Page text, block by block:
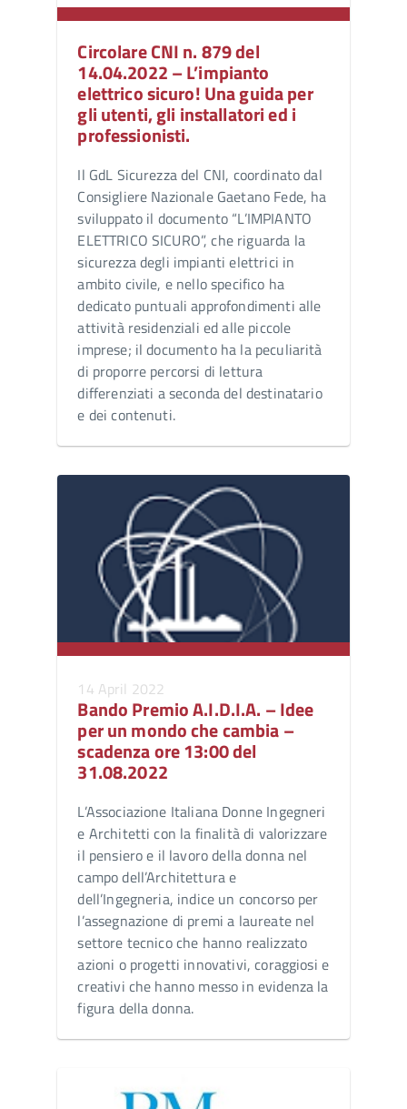
Circolare CNI n. 879 del
14.04.2022 – L’impianto
elettrico sicuro! Una guida per
gli utenti, gli installatori ed i
professionisti.
Il GdL Sicurezza del CNI, coordinato dal
Consigliere Nazionale Gaetano Fede, ha
sviluppato il documento “L’IMPIANTO
ELETTRICO SICURO”, che riguarda la
sicurezza degli impianti elettrici in
ambito civile, e nello specifico ha
dedicato puntuali approfondimenti alle
attività residenziali ed alle piccole
imprese; il documento ha la peculiarità
di proporre percorsi di lettura
differenziati a seconda del destinatario
e dei contenuti.
14 April 2022
Bando Premio A.I.D.I.A. – Idee
per un mondo che cambia –
scadenza ore 13:00 del
31.08.2022
L’Associazione Italiana Donne Ingegneri
e Architetti con la finalità di valorizzare
il pensiero e il lavoro della donna nel
campo dell’Architettura e
dell’Ingegneria, indice un concorso per
l’assegnazione di premi a laureate nel
settore tecnico che hanno realizzato
azioni o progetti innovativi, coraggiosi e
creativi che hanno messo in evidenza la
figura della donna.